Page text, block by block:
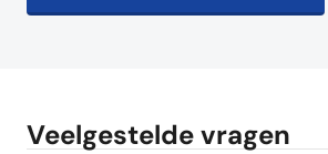
Veelgestelde vragen